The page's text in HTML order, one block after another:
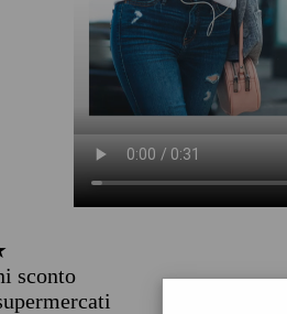
sconto